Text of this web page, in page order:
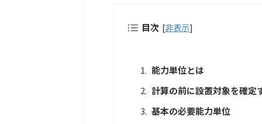
目次 [非表示]
能力単位とは
計算の前に設置対象を確定
基本の必要能力単位